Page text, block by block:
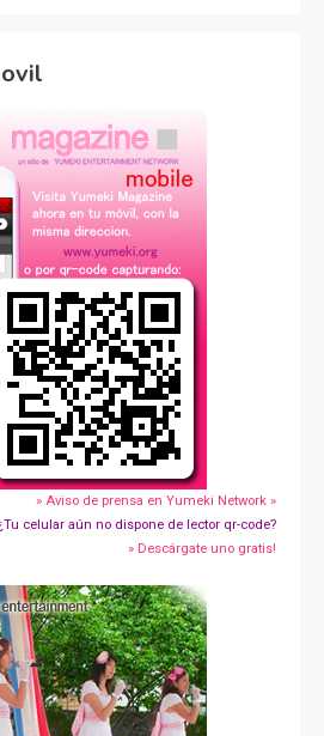
» Aviso de prensa en Yumeki Network »
celular aún no dispone de lector qr-code?
» Descárgate uno gratis!